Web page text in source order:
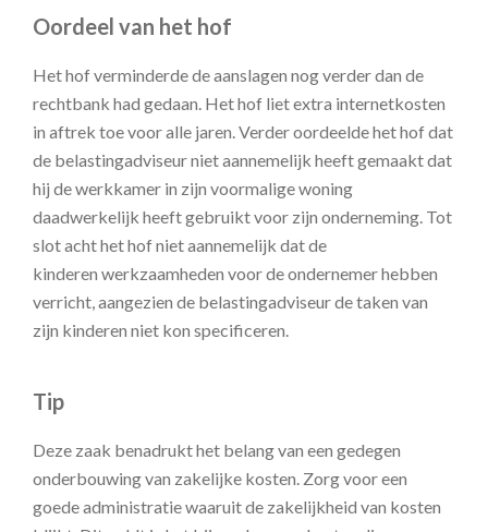
Oordeel van het hof
Het hof verminderde de aanslagen nog verder dan de
rechtbank had gedaan. Het hof liet extra internetkosten
in aftrek toe voor alle jaren. Verder oordeelde het hof dat
de belastingadviseur niet aannemelijk heeft gemaakt dat
hij de werkkamer in zijn voormalige woning
daadwerkelijk heeft gebruikt voor zijn onderneming. Tot
slot acht het hof niet aannemelijk dat de
kinderen werkzaamheden voor de ondernemer hebben
verricht, aangezien de belastingadviseur de taken van
zijn kinderen niet kon specificeren.
Tip
Deze zaak benadrukt het belang van een gedegen
onderbouwing van zakelijke kosten. Zorg voor een
goede administratie waaruit de zakelijkheid van kosten